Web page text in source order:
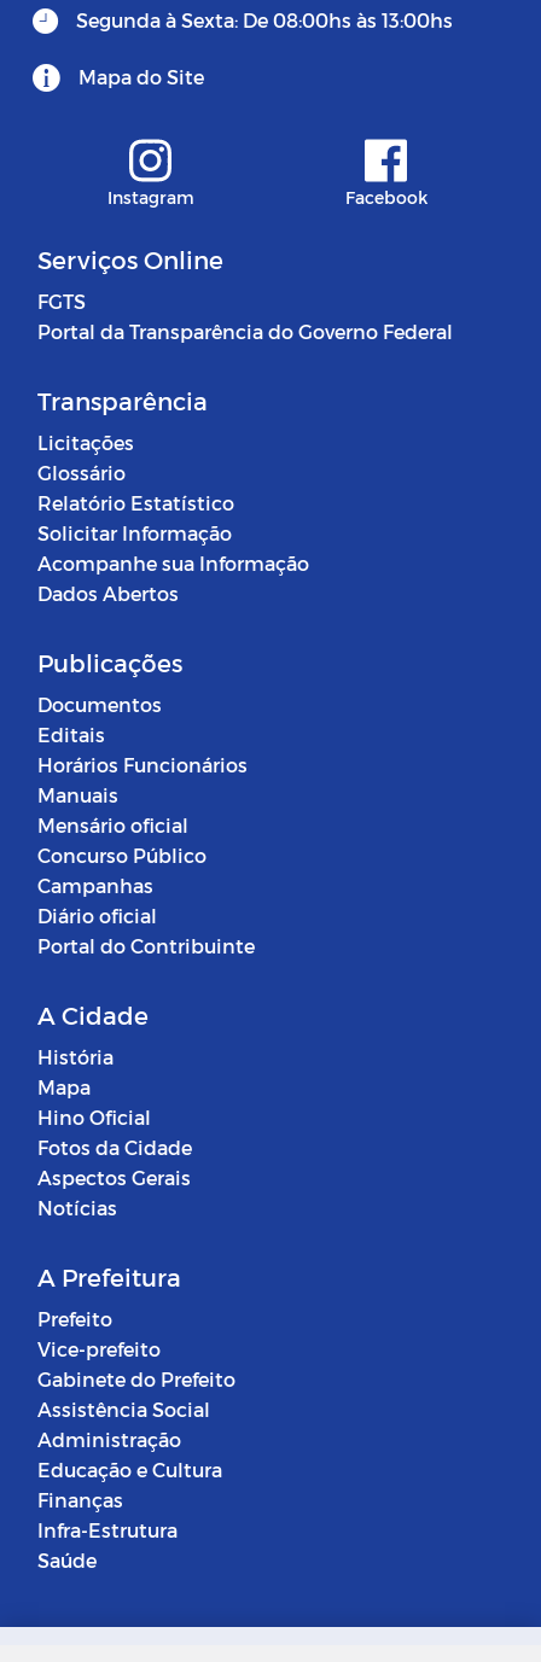
Segunda à Sexta: De 08:00hs às 13:00hs
Mapa do Site
Instagram Facebook
Serviços Online
FGTS
Portal da Transparência do Governo Federal
Transparência
Licitações
Glossário
Relatório Estatístico
Solicitar Informação
Acompanhe sua Informação
Dados Abertos
Publicações
Documentos
Editais
Horários Funcionários
Manuais
Mensário oficial
Concurso Público
Campanhas
Diário oficial
Portal do Contribuinte
A Cidade
História
Mapa
Hino Oficial
Fotos da Cidade
Aspectos Gerais
Notícias
A Prefeitura
Prefeito
Vice-prefeito
Gabinete do Prefeito
Assistência Social
Administração
Educação e Cultura
Finanças
Infra-Estrutura
Saúde